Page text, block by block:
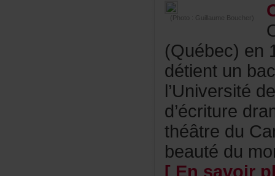
(Photo:GuillaumeBoucher)